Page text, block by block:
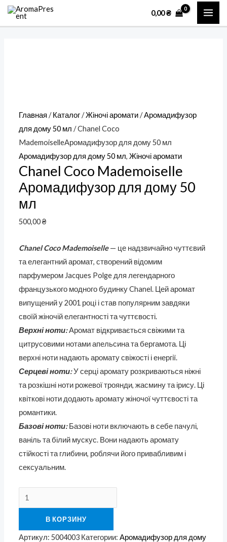
Перейти
0,00₴
Главная /Каталог/Жіночі аромати/Аромадифузор
для дому 50 мл / Chanel Coco
MademoiselleАромадифузор для дому 50 мл
Аромадифузор для дому 50 мл,Жіночі аромати
Chanel Coco Mademoiselle
Аромадифузор для дому 50
мл
500,00₴
Chanel Coco Mademoiselle— це надзвичайно чуттєвий
та елегантний аромат, створений відомим
парфумером Jacques Polge для легендарного
французького модного будинку Chanel. Цей аромат
випущений у 2001 році і став популярним завдяки
своїй жіночій елегантності та чуттєвості.
Верхні ноти:Аромат відкривається свіжими та
цитрусовими нотами апельсина та бергамота. Ці
верхні ноти надають аромату свіжості і енергії.
Серцеві ноти:У серці аромату розкриваються ніжні
та розкішні ноти рожевої троянди, жасмину та ірису. Ці
квіткові ноти додають аромату жіночої чуттєвості та
романтики.
Базові ноти:Базові ноти включають в себе пачулі,
ваніль та білий мускус. Вони надають аромату
стійкості та глибини, роблячи його привабливим і
сексуальним.
Количество
товара
мл
В КОРЗИНУ
Артикул:5004003 Категории:Аромадифузор для дому